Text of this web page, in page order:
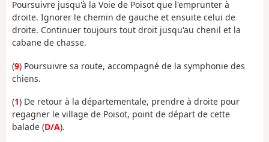
Poursuivre jusqu'à la Voie de Poisot que l'emprunter à
droite. Ignorer le chemin de gauche et ensuite celui de
droite. Continuer toujours tout droit jusqu'au chenil et la
cabane de chasse.
(9) Poursuivre sa route, accompagné de la symphonie des
chiens.
(1) De retour à la départementale, prendre à droite pour
regagner le village de Poisot, point de départ de cette
balade (D/A).